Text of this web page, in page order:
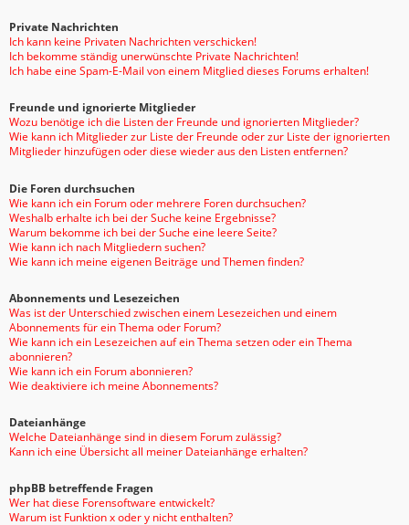
Private Nachrichten
Ich kann keine Privaten Nachrichten verschicken!
Ich bekomme ständig unerwünschte Private Nachrichten!
Ich habe eine Spam-E-Mail von einem Mitglied dieses Forums erhalten!
Freunde und ignorierte Mitglieder
Wozu benötige ich die Listen der Freunde und ignorierten Mitglieder?
Wie kann ich Mitglieder zur Liste der Freunde oder zur Liste der ignorierten
Mitglieder hinzufügen oder diese wieder aus den Listen entfernen?
Die Foren durchsuchen
Wie kann ich ein Forum oder mehrere Foren durchsuchen?
Weshalb erhalte ich bei der Suche keine Ergebnisse?
Warum bekomme ich bei der Suche eine leere Seite?
Wie kann ich nach Mitgliedern suchen?
Wie kann ich meine eigenen Beiträge und Themen finden?
Abonnements und Lesezeichen
Was ist der Unterschied zwischen einem Lesezeichen und einem
Abonnements für ein Thema oder Forum?
Wie kann ich ein Lesezeichen auf ein Thema setzen oder ein Thema
abonnieren?
Wie kann ich ein Forum abonnieren?
Wie deaktiviere ich meine Abonnements?
Dateianhänge
Welche Dateianhänge sind in diesem Forum zulässig?
Kann ich eine Übersicht all meiner Dateianhänge erhalten?
phpBB betreffende Fragen
Wer hat diese Forensoftware entwickelt?
Warum ist Funktion x oder y nicht enthalten?